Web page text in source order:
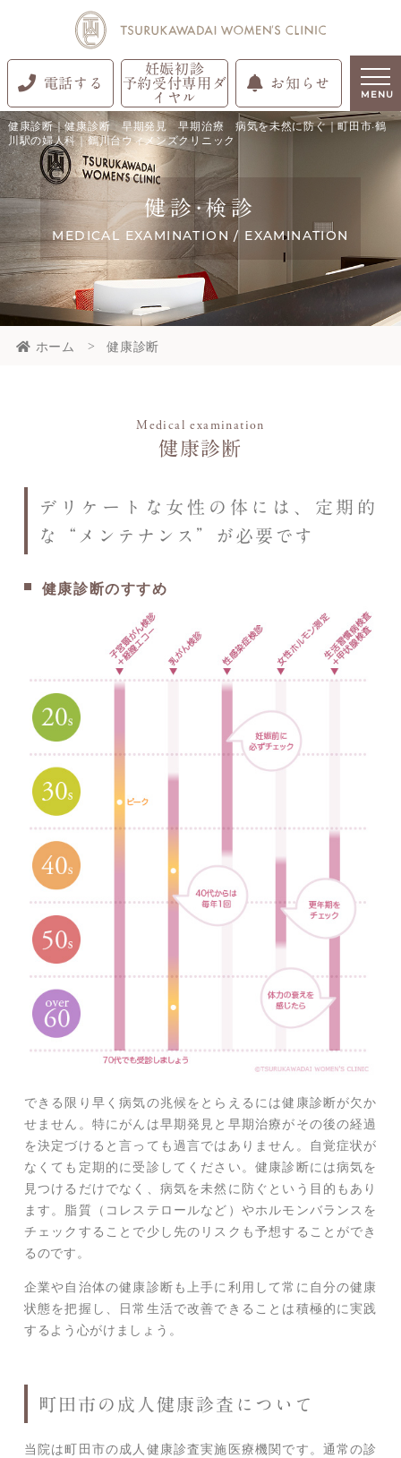
健康診断｜健康診断 早期発見 早期治療 病気を未然に防ぐ｜町田市·鶴
川駅の婦人科｜鶴川台ウィメンズクリニック
電話する
妊娠初診
予約受付専用ダ
イヤル
お知らせ
MENU
健診·検診
MEDICAL EXAMINATION / EXAMINATION
ホーム 健康診断
Medical examination
健康診断
デリケートな女性の体には、定期的
な“メンテナンス”が必要です
健康診断のすすめ
できる限り早く病気の兆候をとらえるには健康診断が欠か
せません。特にがんは早期発見と早期治療がその後の経過
を決定づけると言っても過言ではありません。自覚症状が
なくても定期的に受診してください。健康診断には病気を
見つけるだけでなく、病気を未然に防ぐという目的もあり
ます。脂質（コレステロールなど）やホルモンバランスを
チェックすることで少し先のリスクも予想することができ
るのです。
企業や自治体の健康診断も上手に利用して常に自分の健康
状態を把握し、日常生活で改善できることは積極的に実践
するよう心がけましょう。
町田市の成人健康診査について
当院は町田市の成人健康診査実施医療機関です。通常の診